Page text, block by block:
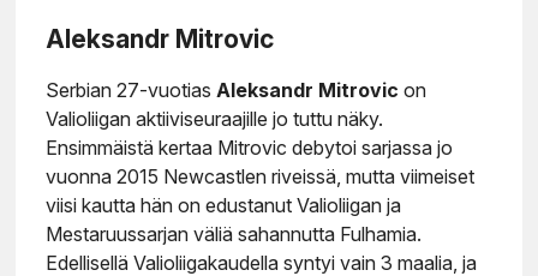
Aleksandr Mitrovic
Serbian 27-vuotias Aleksandr Mitrovicon
Valioliigan aktiiviseuraajille jo tuttu näky.
Ensimmäistä kertaa Mitrovic debytoi sarjassa jo
vuonna 2015 Newcastlen riveissä, mutta viimeiset
viisi kautta hän on edustanut Valioliigan ja
Mestaruussarjan väliä sahannutta Fulhamia.
Edellisellä Valioliigakaudella syntyi vain 3 maalia, ja